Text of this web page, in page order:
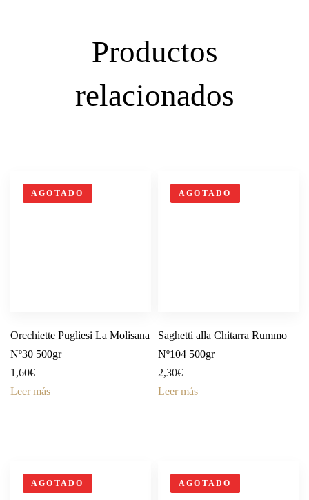
Productos
relacionados
AGOTADO
Orechiette Pugliesi La Molisana
Nº30 500gr
1,60€
Leer más
AGOTADO
Saghetti alla Chitarra Rummo
Nº104 500gr
2,30€
Leer más
AGOTADO AGOTADO